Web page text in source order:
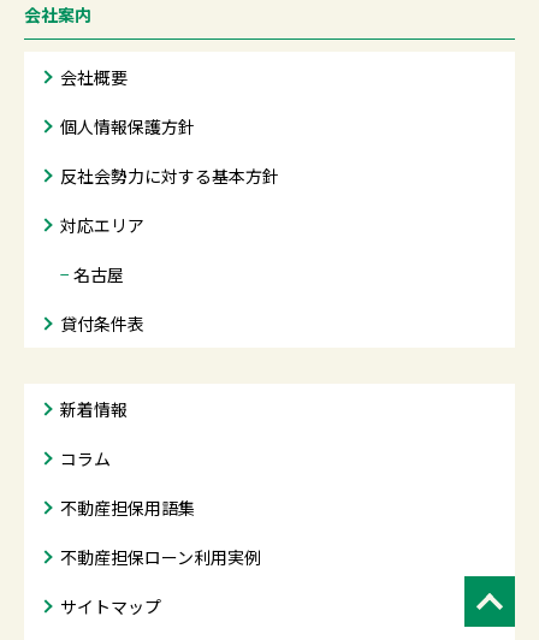
会社案内
会社概要
個人情報保護方針
反社会勢力に対する基本方針
対応エリア
− 名古屋
貸付条件表
新着情報
コラム
不動産担保用語集
不動産担保ローン利用実例
サイトマップ